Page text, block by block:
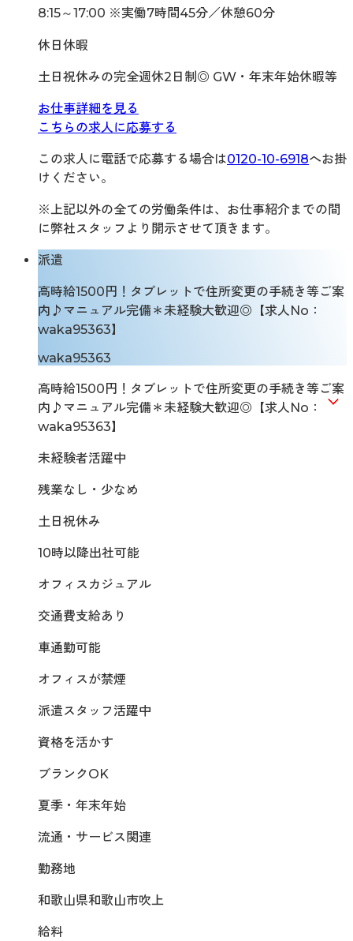
8:15～17:00 ※実働7時間45分／休憩60分
休日休暇
土日祝休みの完全週休2日制◎ GW・年末年始休暇等
お仕事詳細を見る
こちらの求人に応募する
この求人に電話で応募する場合は0120-10-6918へお掛
けください。
※上記以外の全ての労働条件は、お仕事紹介までの間
に弊社スタッフより開示させて頂きます。
派遣
高時給1500円！タブレットで住所変更の手続き等ご案
内♪マニュアル完備＊未経験大歓迎◎【求人No：
waka95363】
waka95363
高時給1500円！タブレットで住所変更の手続き等ご案
内♪マニュアル完備＊未経験大歓迎◎【求人No：
waka95363】
未経験者活躍中
残業なし・少なめ
土日祝休み
10時以降出社可能
オフィスカジュアル
交通費支給あり
車通勤可能
オフィスが禁煙
派遣スタッフ活躍中
資格を活かす
ブランクOK
夏季・年末年始
流通・サービス関連
勤務地
和歌山県和歌山市吹上
給料